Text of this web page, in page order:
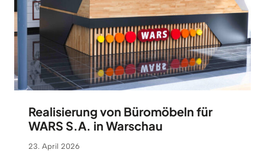
Realisierung von Büromöbeln für
WARS S.A. in Warschau
23. April 2026